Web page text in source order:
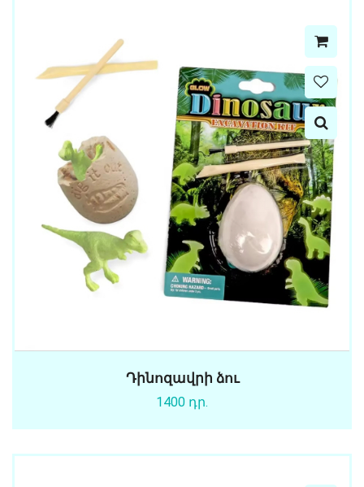
Դինոզավրի ձու
1400 դր.